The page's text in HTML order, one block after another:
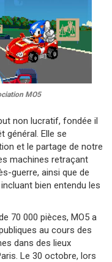
MO5
non lucratif, fondée il
général. Elle se
et le partage de notre
machines retraçant
guerre, ainsi que de
bien entendu les
70 000 pièces, MO5 a
au cours des
dans des lieux
Le 30 octobre, lors